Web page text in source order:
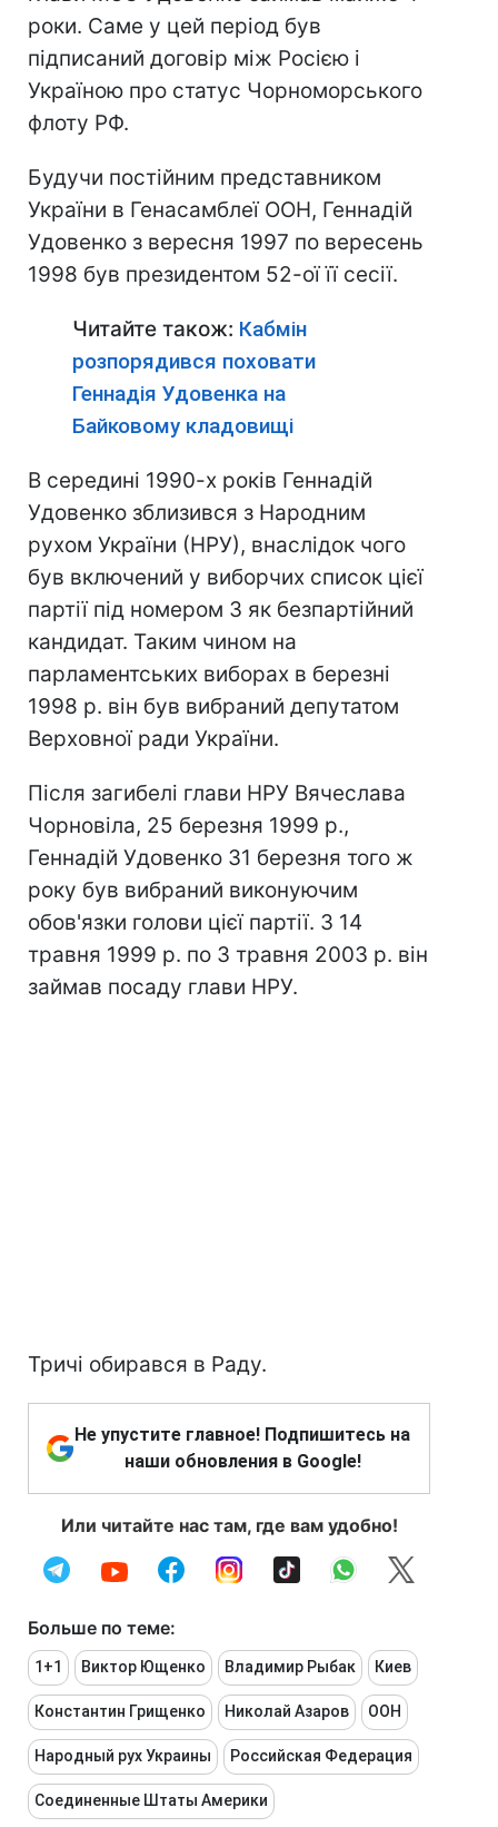
роки. Саме у цей період був
підписаний договір між Росією і
Україною про статус Чорноморського
флоту РФ.
Будучи постійним представником
України в Генасамблеї ООН, Геннадій
Удовенко з вересня 1997 по вересень
1998 був президентом 52-ої її сесії.
Читайте також: Кабмін
розпорядився поховати
Геннадія Удовенка на
Байковому кладовищі
В середині 1990-х років Геннадій
Удовенко зблизився з Народним
рухом України (НРУ), внаслідок чого
був включений у виборчих список цієї
партії під номером 3 як безпартійний
кандидат. Таким чином на
парламентських виборах в березні
1998 р. він був вибраний депутатом
Верховної ради України.
Після загибелі глави НРУ Вячеслава
Чорновіла, 25 березня 1999 р.,
Геннадій Удовенко 31 березня того ж
року був вибраний виконуючим
обов'язки голови цієї партії. З 14
травня 1999 р. по 3 травня 2003 р. він
займав посаду глави НРУ.
Тричі обирався в Раду.
Не упустите главное! Подпишитесь на
наши обновления в Google!
Или читайте нас там, где вам удобно!
Больше по теме:
1+1 Виктор Ющенко Владимир Рыбак Киев
Константин Грищенко Николай Азаров ООН
Народный рух Украины Российская Федерация
Соединенные Штаты Америки